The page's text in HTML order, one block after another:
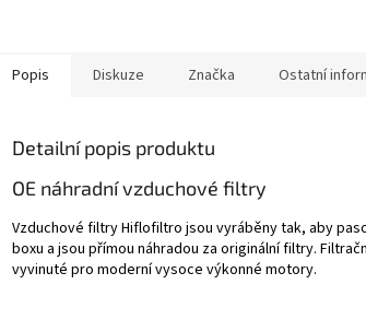
Popis Diskuze Značka Ostatní
Detailní popis produktu
OE náhradní vzduchové filtry
Vzduchové filtry Hiflofiltro jsou vyráběny tak, aby
boxu a jsou přímou náhradou za originální filtry.
vyvinuté pro moderní vysoce výkonné motory.